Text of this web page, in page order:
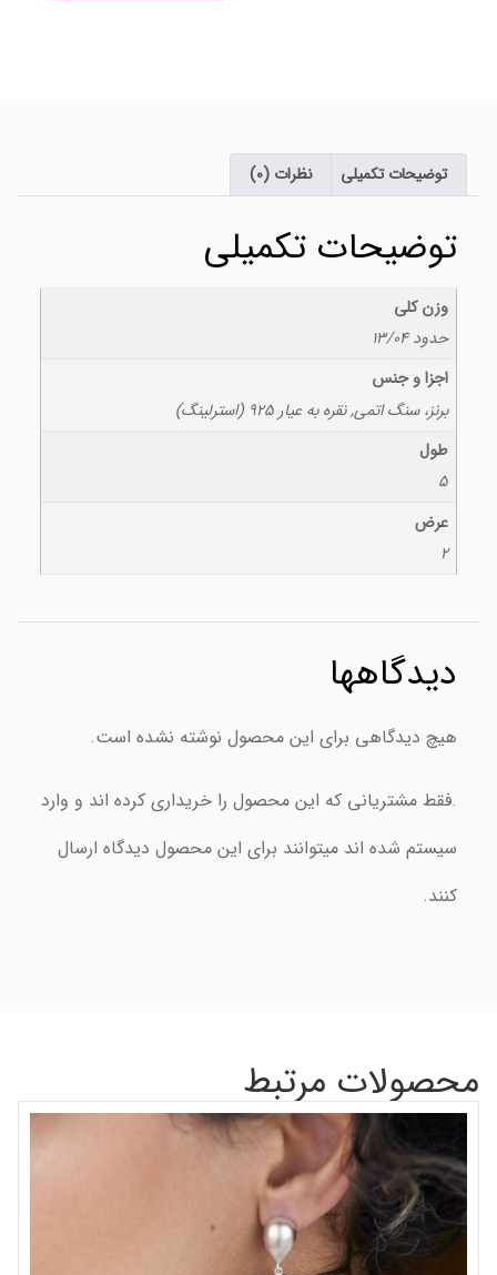
توضیحات تکمیلی نظرات (0)
توضیحات تکمیلی
وزن کلی
حدود 13/04
اجزا و جنس
برنز، سنگ اتمی, نقره به عیار 925 (استرلینگ)
طول
5
عرض
2
دیدگاهها
هیچ دیدگاهی برای این محصول نوشته نشده است.
.فقط مشتریانی که این محصول را خریداری کرده اند و وارد
سیستم شده اند میتوانند برای این محصول دیدگاه ارسال
کنند.
محصولات مرتبط